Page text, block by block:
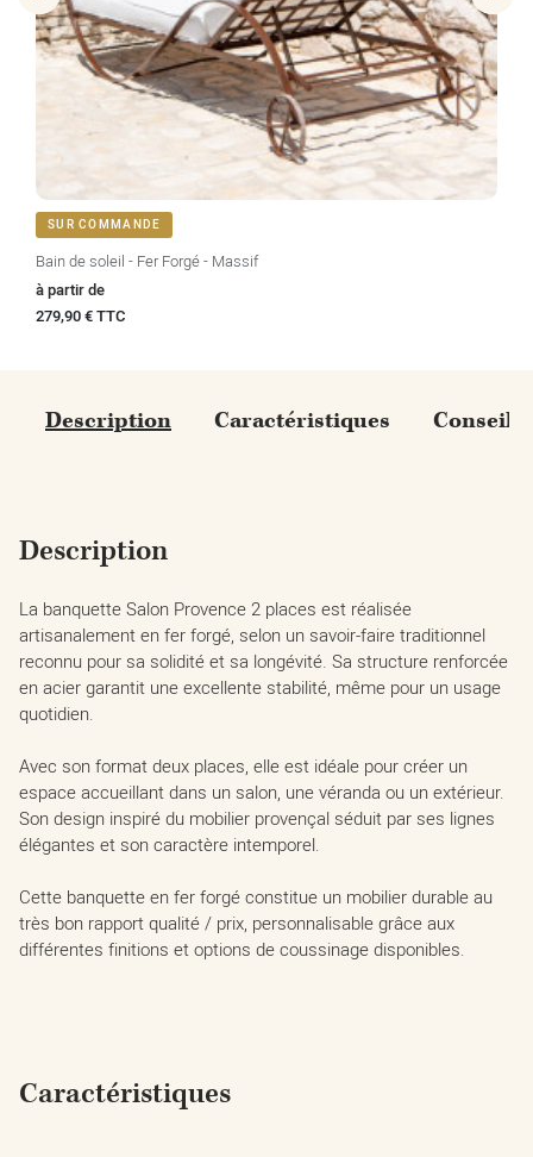
SUR COMMANDE
Bain de soleil - Fer Forgé - Massif
à partir de
Prix
279,90 € TTC
Description Caractéristiques Conseils
Description
La banquette Salon Provence 2 places est réalisée
artisanalement en fer forgé, selon un savoir-faire traditionnel
reconnu pour sa solidité et sa longévité. Sa structure renforcée
en acier garantit une excellente stabilité, même pour un usage
quotidien.
Avec son format deux places, elle est idéale pour créer un
espace accueillant dans un salon, une véranda ou un extérieur.
Son design inspiré du mobilier provençal séduit par ses lignes
élégantes et son caractère intemporel.
Cette banquette en fer forgé constitue un mobilier durable au
très bon rapport qualité / prix, personnalisable grâce aux
différentes finitions et options de coussinage disponibles.
Caractéristiques